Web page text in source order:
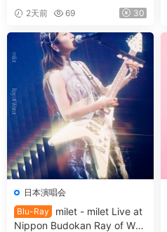
DOKAN Kimi no shinzou o sa
waru 「君の心臓を触る」[20
25.05.14] [BDISO 41.1GB]
2天前 69 30
日本演唱会
Blu-Ray
milet - milet Live at
Nippon Budokan Ray of Wat